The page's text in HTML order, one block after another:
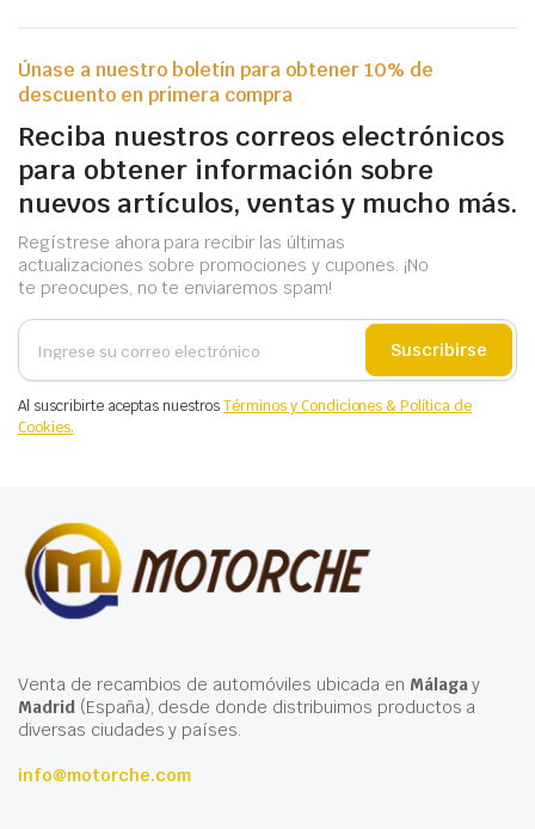
Únase a nuestro boletín para obtener 10% de
descuento en primera compra
Reciba nuestros correos electrónicos
para obtener información sobre
nuevos artículos, ventas y mucho más.
Regístrese ahora para recibir las últimas
actualizaciones sobre promociones y cupones. ¡No
te preocupes, no te enviaremos spam!
Suscribirse
Al suscribirte aceptas nuestrosTérminos y Condiciones & Política de
Cookies.
Venta de recambios de automóviles ubicada en Málagay
Madrid(España), desde donde distribuimos productos a
diversas ciudades y países.
info@motorche.com